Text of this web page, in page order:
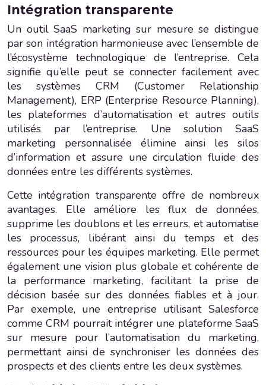
Intégration transparente
Un outil SaaS marketing sur mesure se distingue
par son intégration harmonieuse avec l’ensemble de
l’écosystème technologique de l’entreprise. Cela
signifie qu’elle peut se connecter facilement avec
les systèmes CRM (Customer Relationship
Management), ERP (Enterprise Resource Planning),
les plateformes d’automatisation et autres outils
utilisés par l’entreprise. Une solution SaaS
marketing personnalisée élimine ainsi les silos
d’information et assure une circulation fluide des
données entre les différents systèmes.
Cette intégration transparente offre de nombreux
avantages. Elle améliore les flux de données,
supprime les doublons et les erreurs, et automatise
les processus, libérant ainsi du temps et des
ressources pour les équipes marketing. Elle permet
également une vision plus globale et cohérente de
la performance marketing, facilitant la prise de
décision basée sur des données fiables et à jour.
Par exemple, une entreprise utilisant Salesforce
comme CRM pourrait intégrer une plateforme SaaS
sur mesure pour l’automatisation du marketing,
permettant ainsi de synchroniser les données des
prospects et des clients entre les deux systèmes.